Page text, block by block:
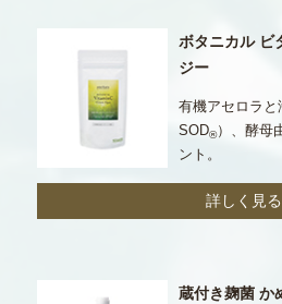
ボタニカル ビ
ジー
有機アセロラと
SOD®）、酵母
ント。
詳しく見る
蔵付き麹菌 か